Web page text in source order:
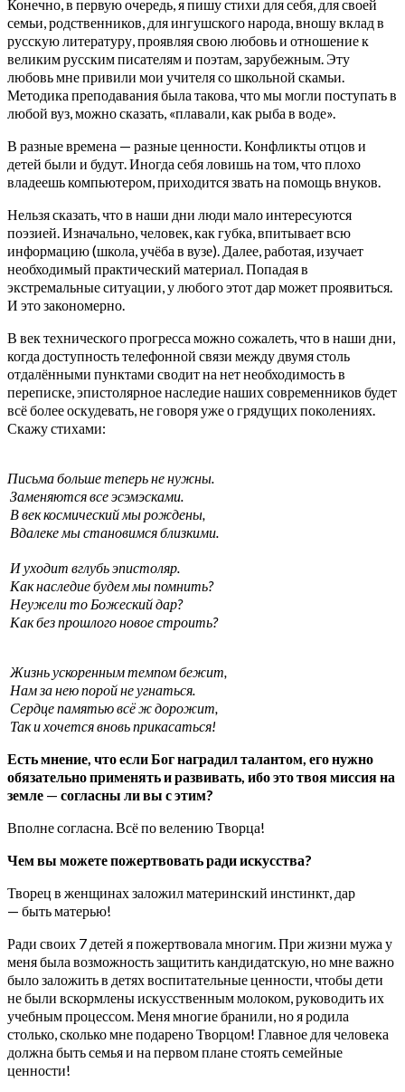
Конечно, в первую очередь, я пишу стихи для себя, для своей
семьи, родственников, для ингушского народа, вношу вклад в
русскую литературу, проявляя свою любовь и отношение к
великим русским писателям и поэтам, зарубежным. Эту
любовь мне привили мои учителя со школьной скамьи.
Методика преподавания была такова, что мы могли поступать в
любой вуз, можно сказать, «плавали, как рыба в воде».
В разные времена — разные ценности. Конфликты отцов и
детей были и будут. Иногда себя ловишь на том, что плохо
владеешь компьютером, приходится звать на помощь внуков.
Нельзя сказать, что в наши дни люди мало интересуются
поэзией. Изначально, человек, как губка, впитывает всю
информацию (школа, учёба в вузе). Далее, работая, изучает
необходимый практический материал. Попадая в
экстремальные ситуации, у любого этот дар может проявиться.
И это закономерно.
В век технического прогресса можно сожалеть, что в наши дни,
когда доступность телефонной связи между двумя столь
отдалёнными пунктами сводит на нет необходимость в
переписке, эпистолярное наследие наших современников будет
всё более оскудевать, не говоря уже о грядущих поколениях.
Скажу стихами:
Письма больше теперь не нужны.
Заменяются всеэсэмэсками.
В век космический мы рождены,
Вдалеке мы становимся близкими.
И уходит вглубьэпистоляр.
Как наследие будем мы помнить?
Неужели то Божеский дар?
Как без прошлого новое строить?
Жизнь ускоренным темпом бежит,
Нам за нею порой не угнаться.
Сердце памятью всё ж дорожит,
Так и хочется вновь прикасаться!
Есть мнение, что если Бог наградил талантом, его нужно
обязательно применять и развивать, ибо это твоя миссия на
земле — согласны ли вы с этим?
Вполне согласна. Всё по велению Творца!
Чем вы можете пожертвовать ради искусства?
Творец в женщинах заложил материнский инстинкт, дар
— быть матерью!
Ради своих 7 детей я пожертвовала многим. При жизни мужа у
меня была возможность защитить кандидатскую, но мне важно
было заложить в детях воспитательные ценности, чтобы дети
не были вскормлены искусственным молоком, руководить их
учебным процессом. Меня многие бранили, но я родила
столько, сколько мне подарено Творцом! Главное для человека
должна быть семья и на первом плане стоять семейные
ценности!